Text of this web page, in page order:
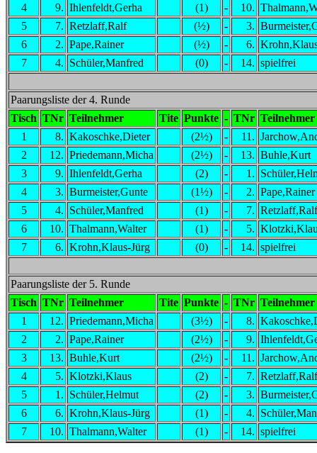
4 9. Ihlenfeldt,Gerha (1) - 10.
5
7. Retzlaff,Ralf (½) - 3.
6
2. Pape,Rainer (½) - 6.
7
4. Schüler,Manfred (0) - 14. spielfrei
Paarungsliste der 4. Runde
Tisch TNr Teilnehmer Tite Punkte - TNr Teilnehmer
1
8. Kakoschke,Dieter (2½) - 11.
2
12. Priedemann,Micha (2½) - 13. Buhle,Kurt
3
9. Ihlenfeldt,Gerha (2) - 1.
4
3. Burmeister,Gunte (1½) - 2. Pape,Rainer
5
4. Schüler,Manfred (1) - 7. Retzlaff,Ralf
6
10. Thalmann,Walter (1) - 5.
7
6. Krohn,Klaus-Jürg (0) - 14. spielfrei
Paarungsliste der 5. Runde
Tisch TNr Teilnehmer Tite Punkte - TNr Teilnehmer
1
12. Priedemann,Micha (3½) - 8.
2
2. Pape,Rainer (2½) - 9.
3
13. Buhle,Kurt (2½) - 11.
4
5. Klotzki,Klaus (2) - 7. Retzlaff,Ralf
5
1. Schüler,Helmut (2) - 3.
6
6. Krohn,Klaus-Jürg (1) - 4.
7
10. Thalmann,Walter (1) - 14. spielfrei